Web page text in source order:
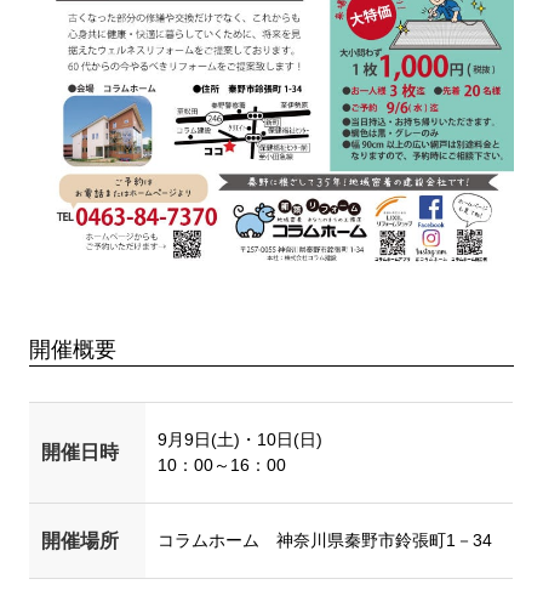
開催概要
開催日時
9月9日(土)・10日(日)
10：00～16：00
開催場所 コラムホーム 神奈川県秦野市鈴張町1－34